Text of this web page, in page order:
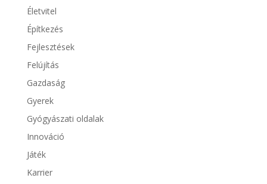
Életvitel
Építkezés
Fejlesztések
Felújítás
Gazdaság
Gyerek
Gyógyászati oldalak
Innováció
Játék
Karrier